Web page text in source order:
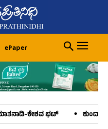
ePaper
ಕುಂದಾಪುರ ತಾಲೂಕು ಕೃಷಿ